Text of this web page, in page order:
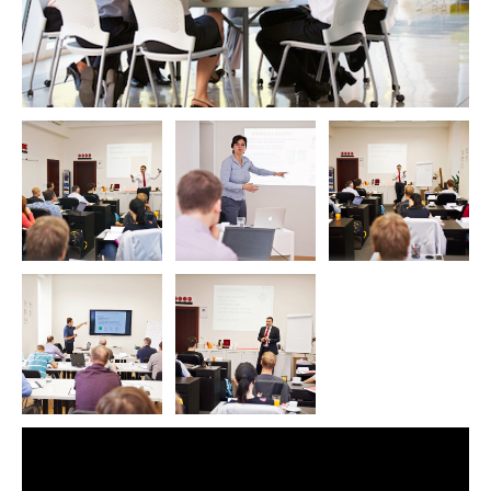
projektů, programů. Tyto úkoly zvládnete nejlépe prostřednictvím
PRINCE2®, nebo MSP®.
Není to metodika pro hlubší pohled do řízení projektů, nebo
programů.
Zaměřuje se na maximalizaci přínosů výběrem správných projektů a
programů.
MoP se věnuje dosahování plánovaných cílů prostřednictvím
projektů a programů.
Správa portfolií vás naučí plnit strategické plány s využitím
omezených interních zdrojů.
Harmonogram - Agenda
13:00 – 14:30 |Úvod do MoP
Strategy Alignment
Governance Alignment
Energized Change Culture
Senior Management Commitment
14:30 – 14:45 | Coffee Break